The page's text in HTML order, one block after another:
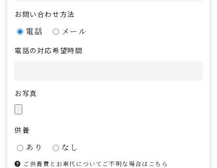
お問い合わせ方法
電話 メール
電話の対応希望時間
お写真
供養
あり なし
ご供養費とお車代についてご不明な場合はこちら